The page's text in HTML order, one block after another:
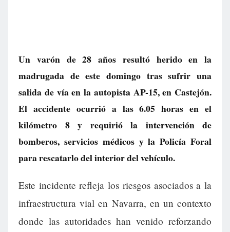
Un varón de 28 años resultó herido en la
madrugada de este domingo tras sufrir una
salida de vía en la autopista AP-15, en Castejón.
El accidente ocurrió a las 6.05 horas en el
kilómetro 8 y requirió la intervención de
bomberos, servicios médicos y la Policía Foral
para rescatarlo del interior del vehículo.
Este incidente refleja los riesgos asociados a la
infraestructura vial en Navarra, en un contexto
donde las autoridades han venido reforzando